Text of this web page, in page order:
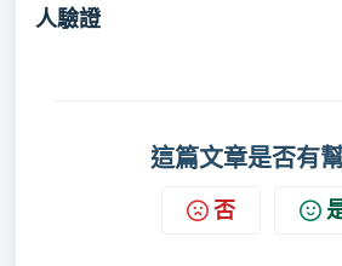
人驗證
這篇文章是否有
否